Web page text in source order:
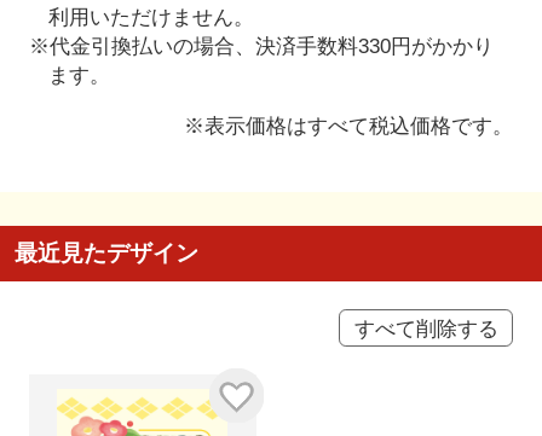
利用いただけません。
※代金引換払いの場合、決済手数料330円がかかり
ます。
※表示価格はすべて税込価格です。
最近見たデザイン
すべて削除する